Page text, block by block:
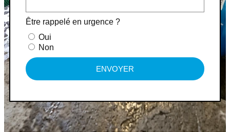
Être rappelé en urgence ?
Oui
Non
ENVOYER